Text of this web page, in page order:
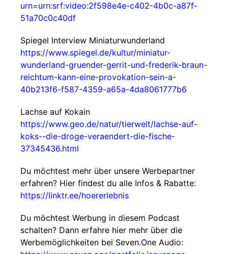
urn=urn:srf:video:2f598e4e-c402-4b0c-a87f-
51a70c0c40df
Spiegel Interview Miniaturwunderland
https://www.spiegel.de/kultur/miniatur-
wunderland-gruender-gerrit-und-frederik-braun-
reichtum-kann-eine-provokation-sein-a-
40b213f6-f587-4359-a65a-4da8061777b6
Lachse auf Kokain
https://www.geo.de/natur/tierwelt/lachse-auf-
koks--die-droge-veraendert-die-fische-
37345436.html
Du möchtest mehr über unsere Werbepartner
erfahren? Hier findest du alle Infos & Rabatte:
https://linktr.ee/hoererlebnis
Du möchtest Werbung in diesem Podcast
schalten? Dann erfahre hier mehr über die
Werbemöglichkeiten bei Seven.One Audio: